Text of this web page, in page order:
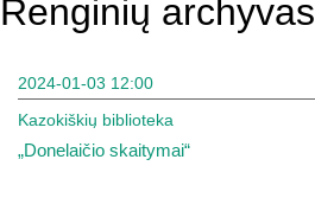
Renginių archyvas
2024-01-03 12:00
Kazokiškių biblioteka
„Donelaičio skaitymai“